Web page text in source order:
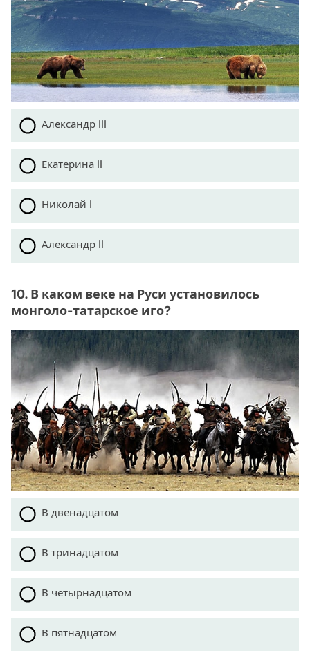
Александр III
Екатерина II
Николай I
Александр II
10. В каком веке на Руси установилось
монголо-татарское иго?
В двенадцатом
В тринадцатом
В четырнадцатом
В пятнадцатом